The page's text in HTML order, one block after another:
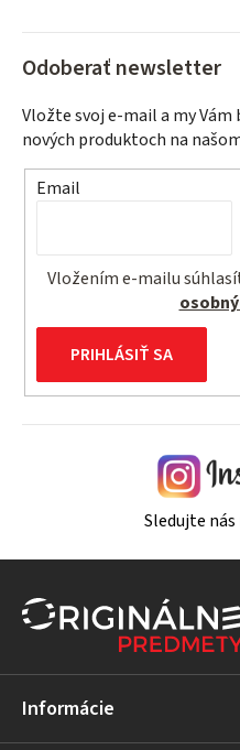
Odoberať newsletter
Vložte svoj e-mail a my
nových produktoch na
Email
Vložením e-mailu
PRIHLÁSIŤ SA
Sledujte
ä
Informácie